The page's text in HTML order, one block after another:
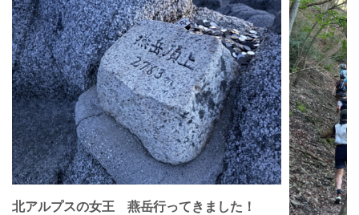
北アルプスの女王 燕岳行ってきました！